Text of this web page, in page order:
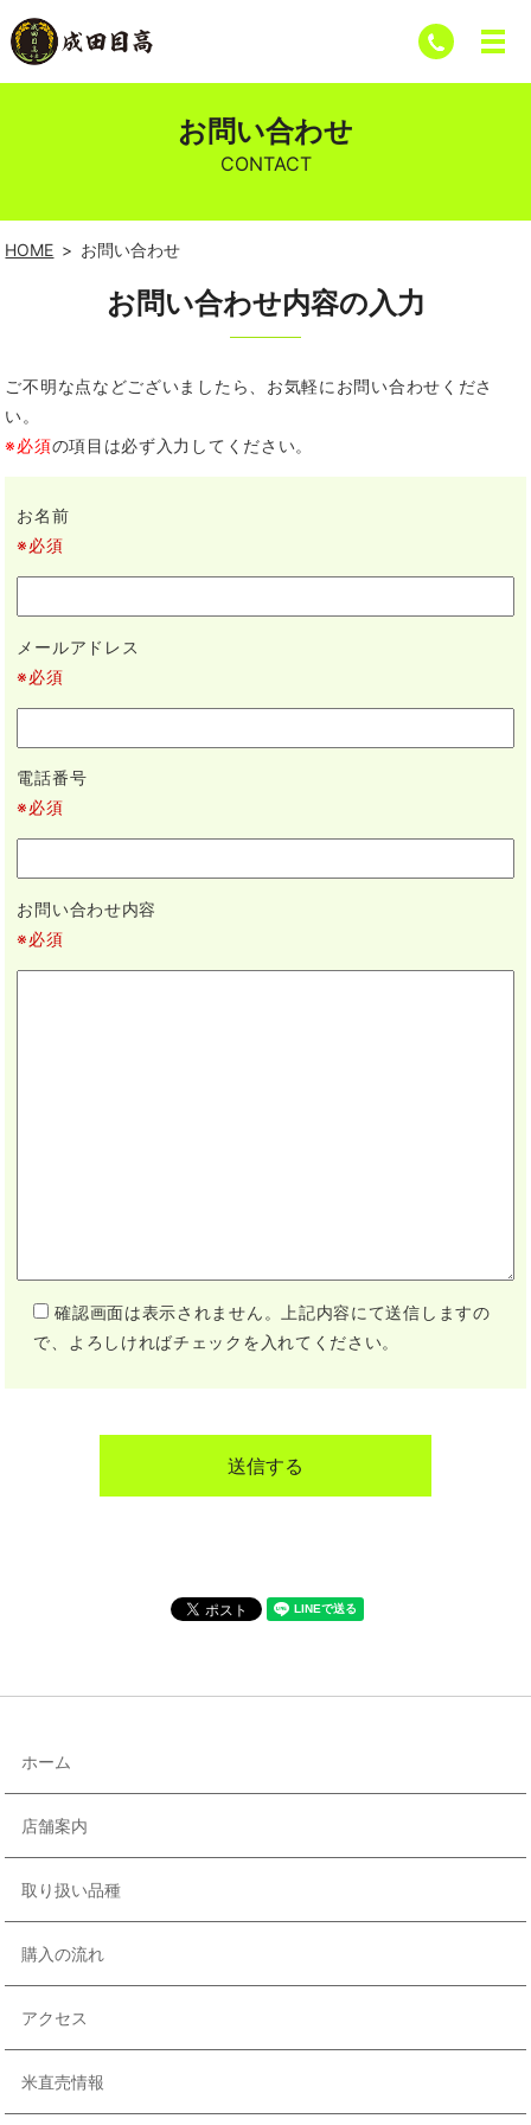
お問い合わせ
CONTACT
HOME お問い合わせ
お問い合わせ内容の入力
ご不明な点などございましたら、お気軽にお問い合わせくださ
い。
※必須の項目は必ず入力してください。
お名前
※必須
メールアドレス
※必須
電話番号
※必須
お問い合わせ内容
※必須
確認画面は表示されません。上記内容にて送信しますの
で、よろしければチェックを入れてください。
ホーム
店舗案内
取り扱い品種
購入の流れ
アクセス
米直売情報